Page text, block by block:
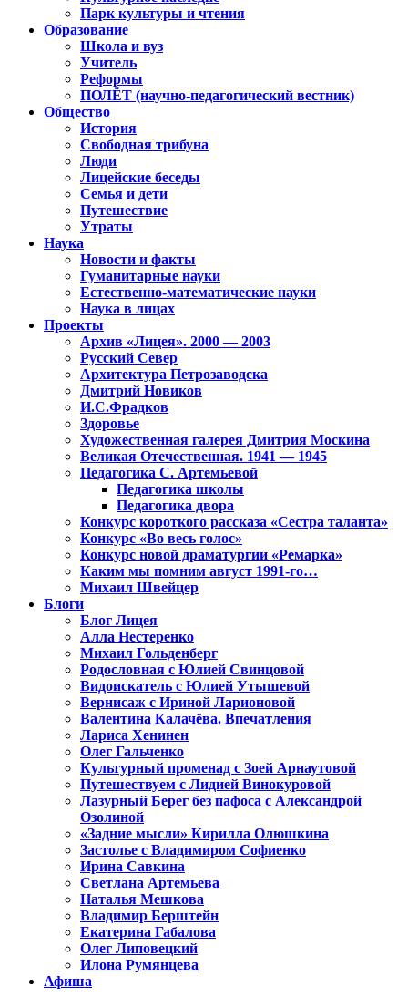
Парк культуры и чтения
Образование
Школа и вуз
Учитель
Реформы
ПОЛЁТ (научно-педагогический вестник)
Общество
История
Свободная трибуна
Люди
Лицейские беседы
Семья и дети
Путешествие
Утраты
Наука
Новости и факты
Гуманитарные науки
Естественно-математические науки
Наука в лицах
Проекты
Архив «Лицея». 2000 — 2003
Русский Север
Архитектура Петрозаводска
Дмитрий Новиков
И.С.Фрадков
Здоровье
Художественная галерея Дмитрия Москина
Великая Отечественная. 1941 — 1945
Педагогика С. Артемьевой
Педагогика школы
Педагогика двора
Конкурс короткого рассказа «Сестра таланта»
Конкурс «Во весь голос»
Конкурс новой драматургии «Ремарка»
Каким мы помним август 1991-го…
Михаил Швейцер
Блоги
Блог Лицея
Алла Нестеренко
Михаил Гольденберг
Родословная с Юлией Свинцовой
Видоискатель с Юлией Утышевой
Вернисаж с Ириной Ларионовой
Валентина Калачёва. Впечатления
Лариса Хенинен
Олег Гальченко
Культурный променад с Зоей Арнаутовой
Путешествуем с Лидией Винокуровой
Лазурный Берег без пафоса с Александрой
Озолиной
«Задние мысли» Кирилла Олюшкина
Застолье с Владимиром Софиенко
Ирина Савкина
Светлана Артемьева
Наталья Мешкова
Владимир Берштейн
Екатерина Габалова
Олег Липовецкий
Илона Румянцева
Афиша